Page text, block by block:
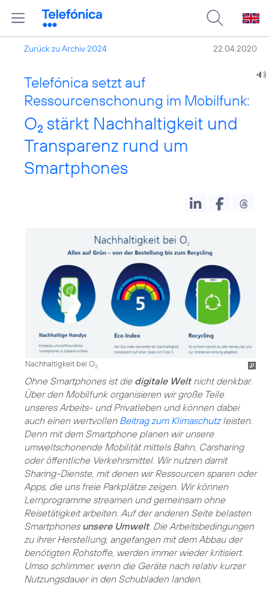
Zurück zu Archiv 2024 22.04.2020
Telefónica setzt auf
Ressourcenschonung im Mobilfunk:
O2 stärkt Nachhaltigkeit und
Transparenz rund um
Smartphones
Nachhaltigkeit bei O2
Ohne Smartphones ist die digitale Weltnicht denkbar.
Über den Mobilfunk organisieren wir große Teile
unseres Arbeits- und Privatleben und können dabei
auch einen wertvollen Beitrag zum Klimaschutzleisten.
Denn mit dem Smartphone planen wir unsere
umweltschonende Mobilität mittels Bahn, Carsharing
oder öffentliche Verkehrsmittel. Wir nutzen damit
Sharing-Dienste, mit denen wirRessourcensparen oder
Apps, die uns freie Parkplätze zeigen. Wir können
Lernprogramme streamen und gemeinsam ohne
Reisetätigkeit arbeiten. Auf der anderen Seite belasten
Smartphones unsere Umwelt. Die Arbeitsbedingungen
zu ihrer Herstellung, angefangen mit dem Abbau der
benötigten Rohstoffe, werden immer wieder kritisiert.
Umso schlimmer, wenn die Geräte nach relativ kurzer
Nutzungsdauer in den Schubladen landen.